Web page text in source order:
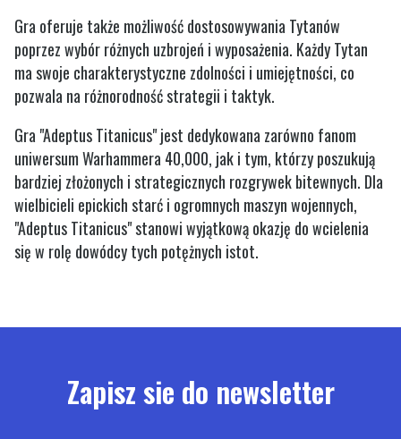
Gra oferuje także możliwość dostosowywania Tytanów
poprzez wybór różnych uzbrojeń i wyposażenia. Każdy Tytan
ma swoje charakterystyczne zdolności i umiejętności, co
pozwala na różnorodność strategii i taktyk.
Gra "Adeptus Titanicus" jest dedykowana zarówno fanom
uniwersum Warhammera 40,000, jak i tym, którzy poszukują
bardziej złożonych i strategicznych rozgrywek bitewnych. Dla
wielbicieli epickich starć i ogromnych maszyn wojennych,
"Adeptus Titanicus" stanowi wyjątkową okazję do wcielenia
się w rolę dowódcy tych potężnych istot.
Zapisz sie do newsletter